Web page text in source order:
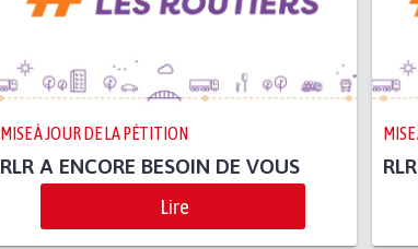
MISE À JOUR DE LA PÉTITION
RLR A ENCORE BESOIN DE VOUS
Lire